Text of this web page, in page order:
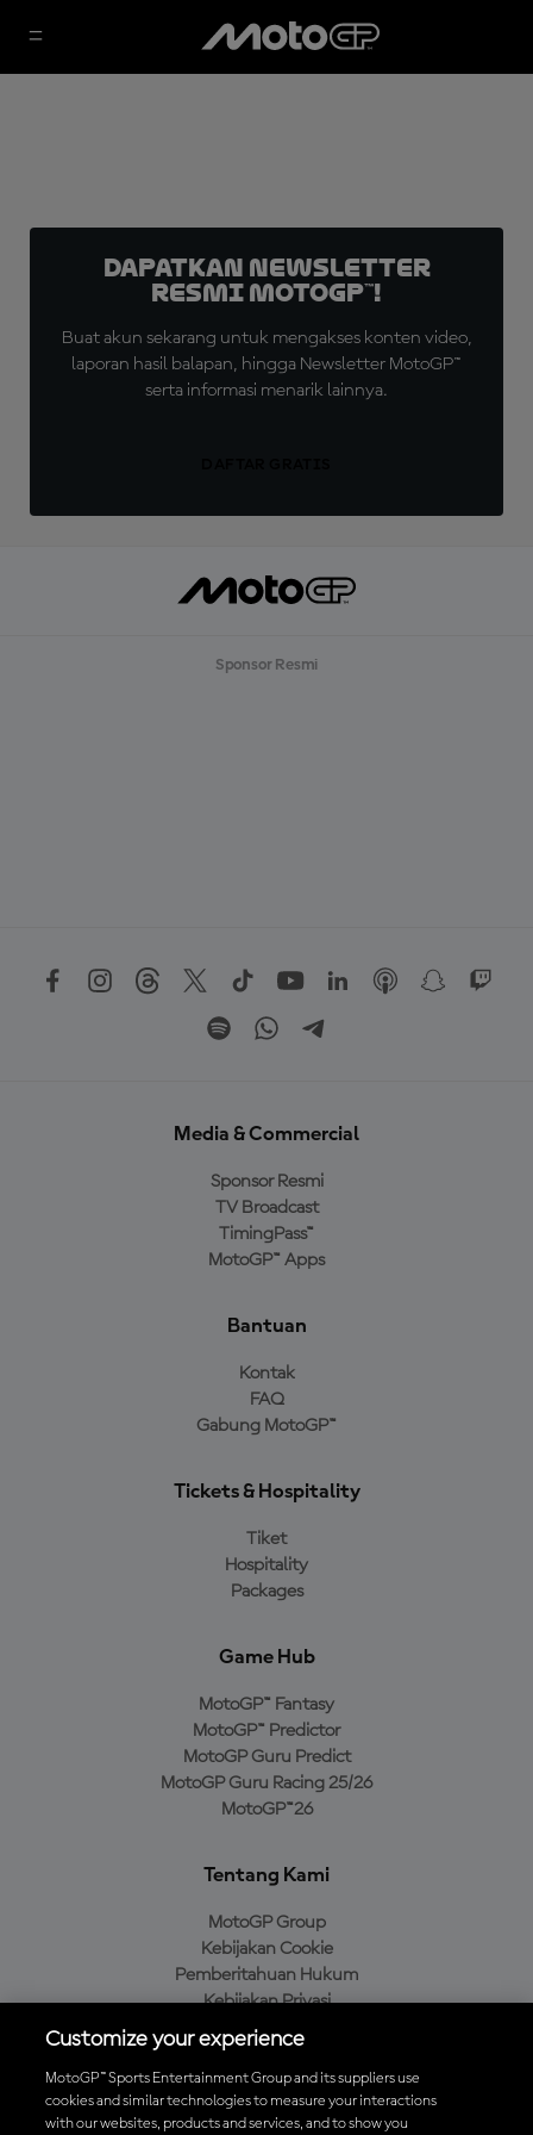
Dapatkan Newsletter
Resmi MotoGP™!
Buat akun sekarang untuk mengakses konten video,
laporan hasil balapan, hingga Newsletter MotoGP™
serta informasi menarik lainnya.
Sponsor Resmi
Media & Commercial
Sponsor Resmi
TV Broadcast
TimingPass™
MotoGP™ Apps
Bantuan
Kontak
FAQ
Gabung MotoGP™
Tickets & Hospitality
Tiket
Hospitality
Packages
Game Hub
MotoGP™ Fantasy
MotoGP™ Predictor
MotoGP Guru Predict
MotoGP Guru Racing 25/26
MotoGP™26
Tentang Kami
MotoGP Group
Kebijakan Cookie
Pemberitahuan Hukum
Kebijakan Privasi
Kebijakan Pembelian
Unduh Aplikasi Resmi MotoGP™
Customize your experience
MotoGP™ Sports Entertainment Group and its suppliers use
cookies and similar technologies to measure your interactions
with our websites, products and services, and to show you